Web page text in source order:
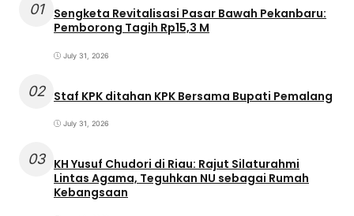
01
Sengketa Revitalisasi Pasar Bawah Pekanbaru:
Pemborong Tagih Rp15,3 M
July 31, 2026
02 Staf KPK ditahan KPK Bersama Bupati Pemalang
July 31, 2026
03 KH Yusuf Chudori di Riau: Rajut Silaturahmi
Lintas Agama, Teguhkan NU sebagai Rumah
Kebangsaan